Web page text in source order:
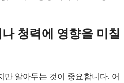
청력에 영향을 미칠
알아두는 것이 중요합니다. 어